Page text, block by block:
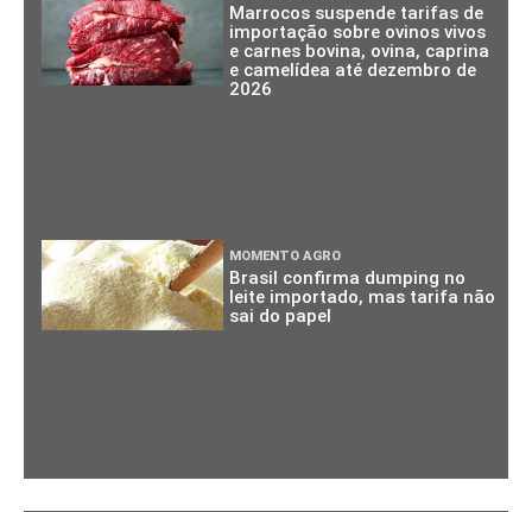
Marrocos suspende tarifas de
importação sobre ovinos vivos
e carnes bovina, ovina, caprina
e camelídea até dezembro de
2026
MOMENTO AGRO
Brasil confirma dumping no
leite importado, mas tarifa não
sai do papel